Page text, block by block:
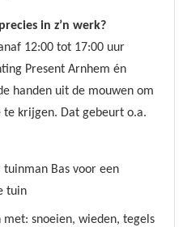
in z’n werk?
12:00 tot 17:00 uur
Present Arnhem én
handen uit de mouwen om
te krijgen. Dat gebeurt o.a.
Bas voor een
tuin
snoeien, wieden, tegels